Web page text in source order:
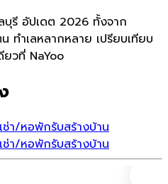
บุรี อัปเดต 2026 ทั้งจาก
ทำเลหลากหลาย เปรียบเทียบ
ยวที่ NaYoo
เช่า/หอพักรับสร้างบ้าน
เช่า/หอพักรับสร้างบ้าน